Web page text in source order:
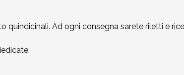
Ad ogni consegna sarete riletti e